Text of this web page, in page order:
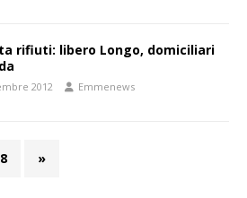
rifiuti: libero Longo, domiciliari
2012 Emmenews
»